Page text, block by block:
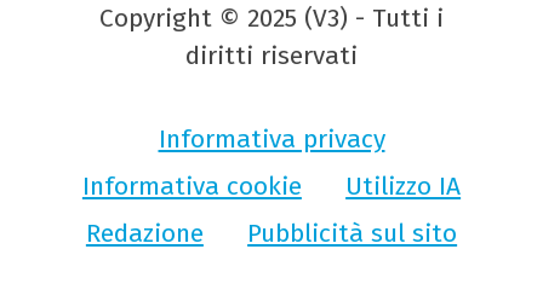
Copyright © 2025 (V3) - Tutti i
diritti riservati
Informativa privacy
Informativa cookie
Utilizzo IA
Redazione
Pubblicità sul sito